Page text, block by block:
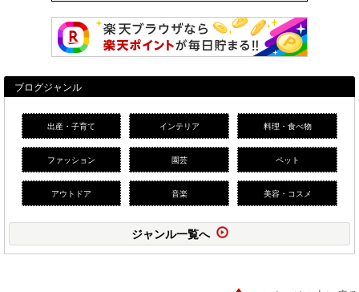
ブログジャンル
出産・子育て インテリア 料理・食べ物
ファッション 園芸 ペット
アウトドア 音楽 美容・コスメ
ジャンル一覧へ